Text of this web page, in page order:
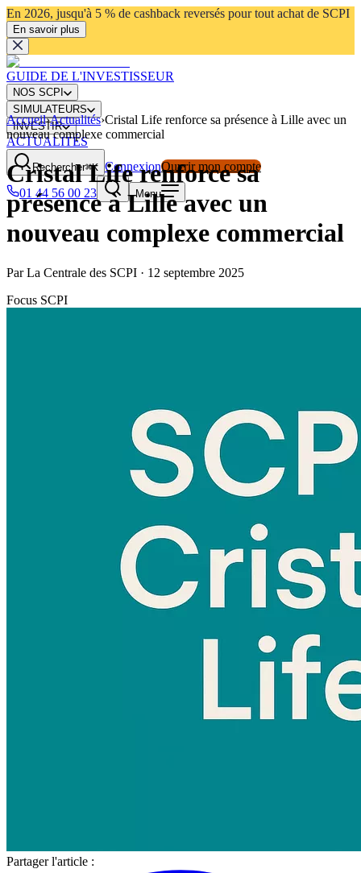
En 2026, jusqu'à 5 % de cashback reversés pour tout achat de SCPI
En savoir plus
GUIDE DE L'INVESTISSEUR
NOS SCPI
SIMULATEURS
INVESTIR
ACTUALITÉS
Rechercher⌘K ConnexionOuvrir mon compte
01 44 56 00 23
Menu
Accueil›Actualités›Cristal Life renforce sa présence à Lille avec un
nouveau complexe commercial
Cristal Life renforce sa
présence à Lille avec un
nouveau complexe commercial
Par La Centrale des SCPI · 12 septembre 2025
Focus SCPI
Partager l'article :